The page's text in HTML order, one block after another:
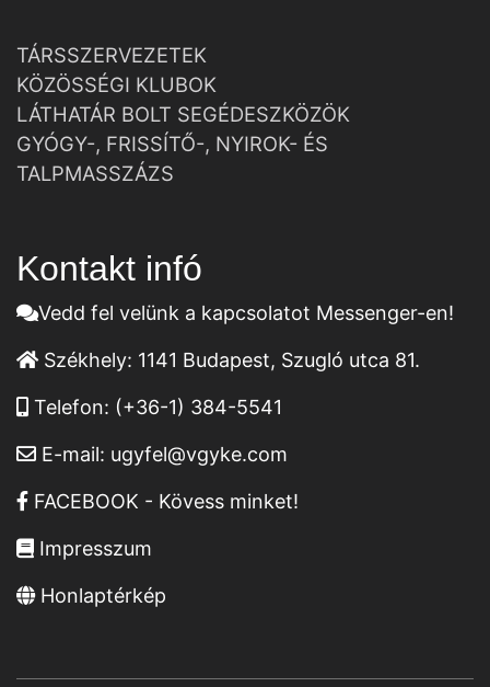
TÁRSSZERVEZETEK
KÖZÖSSÉGI KLUBOK
LÁTHATÁR BOLT SEGÉDESZKÖZÖK
GYÓGY-, FRISSÍTŐ-, NYIROK- ÉS
TALPMASSZÁZS
Kontakt infó
Vedd fel velünk a kapcsolatot Messenger-en!
Székhely: 1141 Budapest, Szugló utca 81.
Telefon: (+36-1) 384-5541
E-mail: ugyfel@vgyke.com
FACEBOOK - Kövess minket!
Impresszum
Honlaptérkép